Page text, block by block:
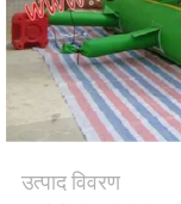
उत्पाद विवरण